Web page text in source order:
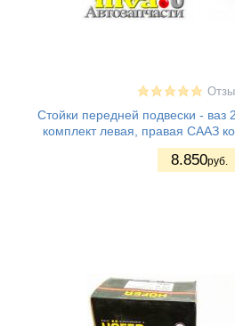
Стойки передней подвески - ваз
комплект левая, правая СААЗ
8.850руб.